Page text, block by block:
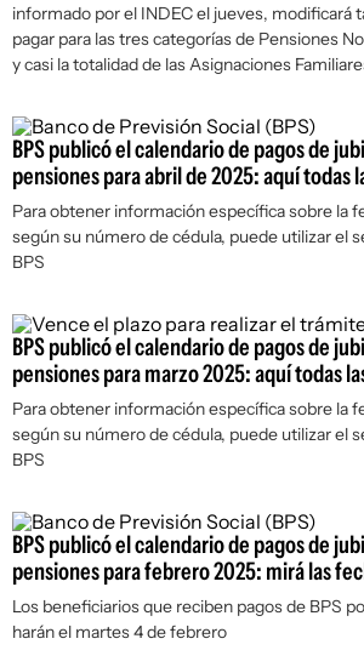
informado por el INDEC el jueves, modificará
pagar para las tres categorías de Pensiones
y casi la totalidad de las Asignaciones
BPS publicó el calendario de pagos de
pensiones para abril de 2025: aquí todas
Para obtener información específica sobre la
según su número de cédula, puede utilizar el
BPS
BPS publicó el calendario de pagos de
pensiones para marzo 2025: aquí todas
Para obtener información específica sobre la
según su número de cédula, puede utilizar el
BPS
BPS publicó el calendario de pagos de
pensiones para febrero 2025: mirá las
Los beneficiarios que reciben pagos de BPS
harán el martes 4 de febrero